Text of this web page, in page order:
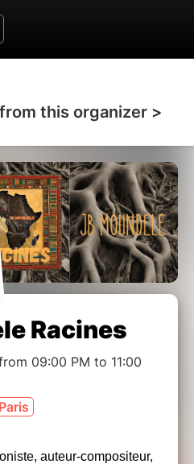
this organizer >
Racines
09:00 PM to 11:00
auteur-compositeur,